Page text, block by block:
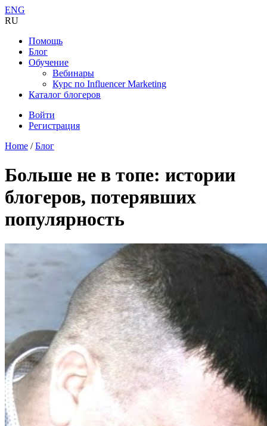
ENG
RU
Помощь
Блог
Обучение
Вебинары
Курс по Influencer Marketing
Каталог блогеров
Войти
Регистрация
Home /Блог
Больше не в топе: истории
блогеров, потерявших
популярность